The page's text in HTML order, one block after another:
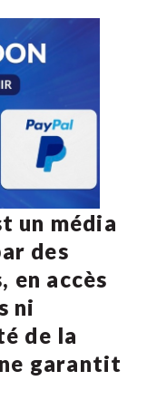
un média
des
en accès
ni
de la
garantit